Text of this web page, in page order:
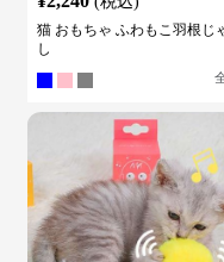
猫 おもちゃ ふわもこ羽根じ
し